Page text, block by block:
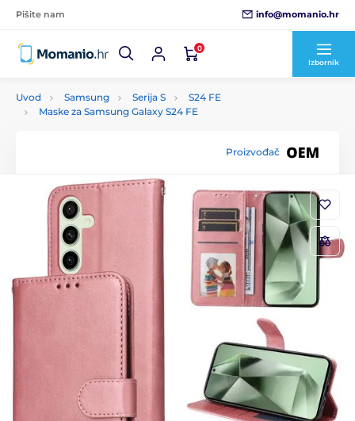
Pišite nam info@momanio.hr
0
Izbornik
Uvod Samsung Serija S
S24 FE
Maske za Samsung Galaxy S24 FE
Proizvođač